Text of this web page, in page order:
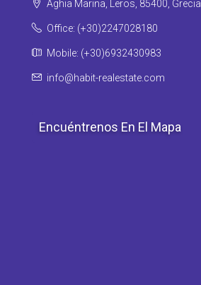
Aghia Marina, Leros, 85400, Grecia
Office: (+30)2247028180
Mobile: (+30)6932430983
info@habit-realestate.com
Encuéntrenos En El Mapa